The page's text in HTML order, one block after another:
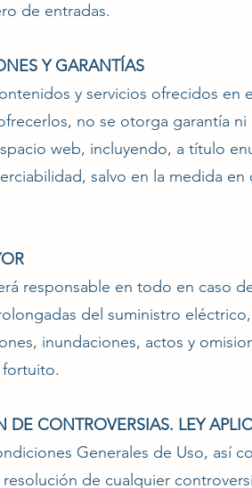
de entradas.
Y GARANTÍAS
y servicios ofrecidos
no se otorga garantía
web, incluyendo, a título
salvo en la medida
responsable en todo en caso
del suministro
inundaciones, actos y
DE CONTROVERSIAS. LEY
Generales de Uso, así
resolución de cualquier